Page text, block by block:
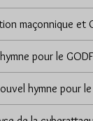
maçonnique et
pour le GODF
hymne pour le